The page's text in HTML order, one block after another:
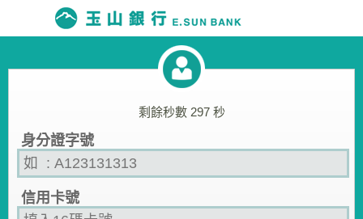
剩餘秒數 297秒
身分證字號
信用卡號